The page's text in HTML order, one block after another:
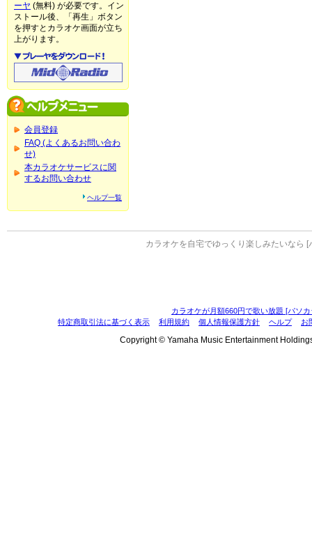
ーヤ (無料) が必要です。イン
ストール後、「再生」ボタン
を押すとカラオケ画面が立ち
上がります。
会員登録
FAQ (よくあるお問い合わ
せ)
本カラオケサービスに関
するお問い合わせ
ヘルプ一覧
カラオケを自宅でゆっくり楽しみたいなら [
カラオケが月額660円で歌い放題 [パソ
特定商取引法に基づく表示
利用規約 個人情報保護方針 ヘルプ お
Copyright © Yamaha Music Entertainment